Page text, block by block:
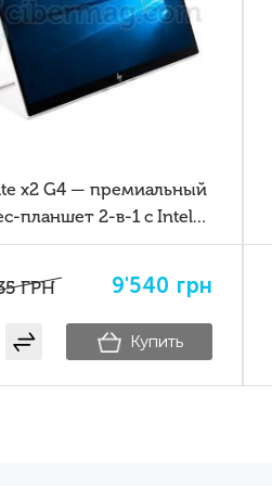
Ноутбук-трансформер HP
EliteBook x360 1030 G4 Core
i5-8365U 16GB SSD 256GB
16'430 14'045
Купить